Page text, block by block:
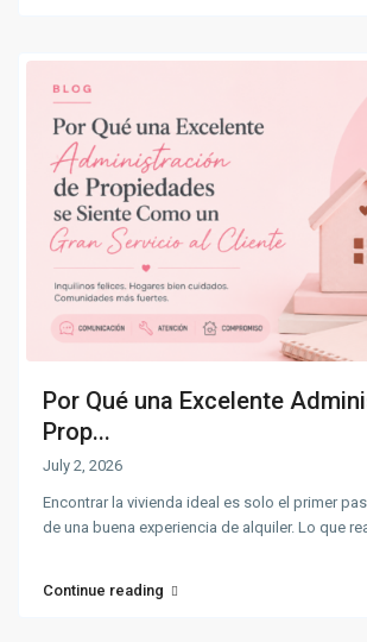
Por Qué una Excelente
Prop...
July 2, 2026
Encontrar la vivienda ideal es solo el primer
de una buena experiencia de alquiler. Lo que
Continue reading